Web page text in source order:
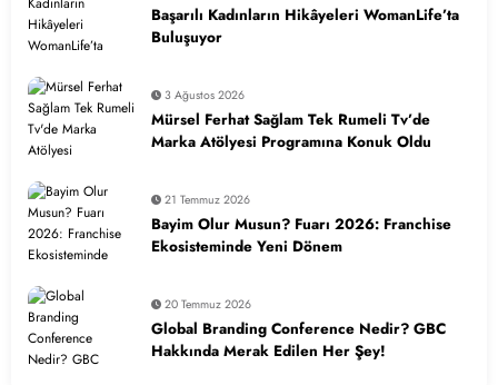
Başarılı Kadınların Hikâyeleri WomanLife’ta
Buluşuyor
3 Ağustos 2026
Mürsel Ferhat Sağlam Tek Rumeli Tv’de
Marka Atölyesi Programına Konuk Oldu
21 Temmuz 2026
Bayim Olur Musun? Fuarı 2026: Franchise
Ekosisteminde Yeni Dönem
20 Temmuz 2026
Global Branding Conference Nedir? GBC
Hakkında Merak Edilen Her Şey!